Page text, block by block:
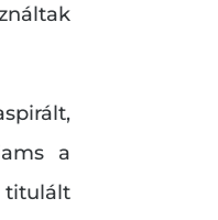
a
titulált